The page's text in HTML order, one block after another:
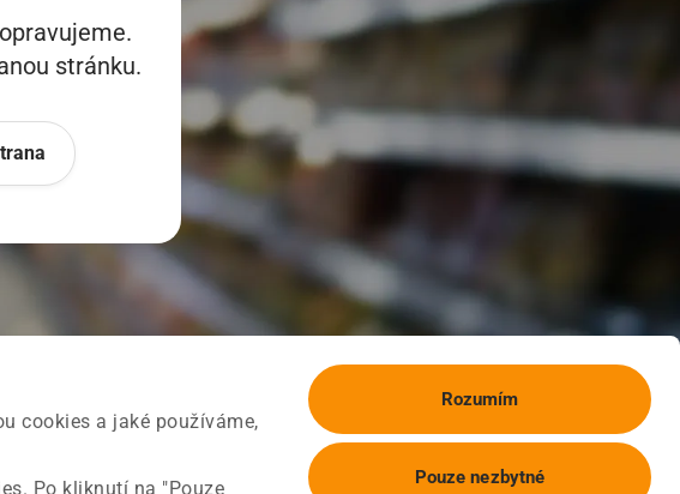
cookies a jaké používáme,
Po kliknutí na "Pouze
Rozumím
Pouze nezbytné
stránku.